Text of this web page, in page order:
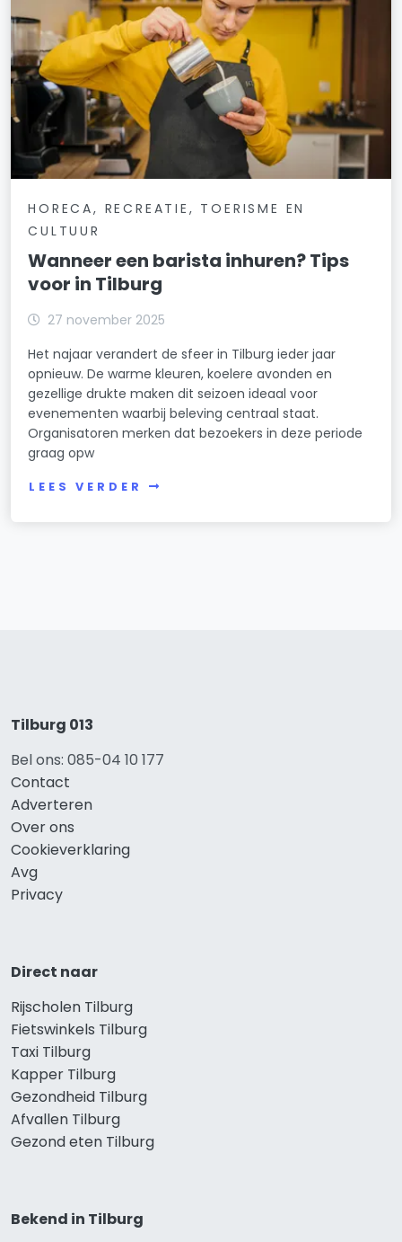
HORECA, RECREATIE, TOERISME EN
CULTUUR
Wanneer een barista inhuren? Tips
voor in Tilburg
27 november 2025
Het najaar verandert de sfeer in Tilburg ieder jaar
opnieuw. De warme kleuren, koelere avonden en
gezellige drukte maken dit seizoen ideaal voor
evenementen waarbij beleving centraal staat.
Organisatoren merken dat bezoekers in deze periode
graag opw
LEES VERDER
Tilburg 013
Bel ons: 085-04 10 177
Contact
Adverteren
Over ons
Cookieverklaring
Avg
Privacy
Direct naar
Rijscholen Tilburg
Fietswinkels Tilburg
Taxi Tilburg
Kapper Tilburg
Gezondheid Tilburg
Afvallen Tilburg
Gezond eten Tilburg
Bekend in Tilburg